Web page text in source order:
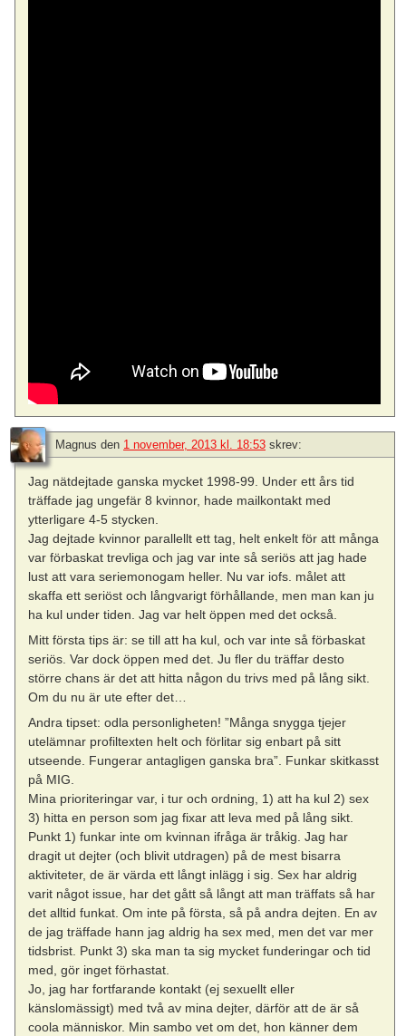
Magnus den 1 november, 2013 kl. 18:53 skrev:
Jag nätdejtade ganska mycket 1998-99. Under ett års tid
träffade jag ungefär 8 kvinnor, hade mailkontakt med
ytterligare 4-5 stycken.
Jag dejtade kvinnor parallellt ett tag, helt enkelt för att många
var förbaskat trevliga och jag var inte så seriös att jag hade
lust att vara seriemonogam heller. Nu var iofs. målet att
skaffa ett seriöst och långvarigt förhållande, men man kan ju
ha kul under tiden. Jag var helt öppen med det också.
Mitt första tips är: se till att ha kul, och var inte så förbaskat
seriös. Var dock öppen med det. Ju fler du träffar desto
större chans är det att hitta någon du trivs med på lång sikt.
Om du nu är ute efter det…
Andra tipset: odla personligheten! ”Många snygga tjejer
utelämnar profiltexten helt och förlitar sig enbart på sitt
utseende. Fungerar antagligen ganska bra”. Funkar skitkasst
på MIG.
Mina prioriteringar var, i tur och ordning, 1) att ha kul 2) sex
3) hitta en person som jag fixar att leva med på lång sikt.
Punkt 1) funkar inte om kvinnan ifråga är tråkig. Jag har
dragit ut dejter (och blivit utdragen) på de mest bisarra
aktiviteter, de är värda ett långt inlägg i sig. Sex har aldrig
varit något issue, har det gått så långt att man träffats så har
det alltid funkat. Om inte på första, så på andra dejten. En av
de jag träffade hann jag aldrig ha sex med, men det var mer
tidsbrist. Punkt 3) ska man ta sig mycket funderingar och tid
med, gör inget förhastat.
Jo, jag har fortfarande kontakt (ej sexuellt eller
känslomässigt) med två av mina dejter, därför att de är så
coola människor. Min sambo vet om det, hon känner dem